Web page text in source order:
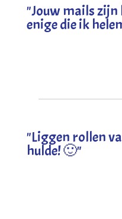
"Jouw mails
enige die ik
"Liggen rollen
hulde! 🙂"